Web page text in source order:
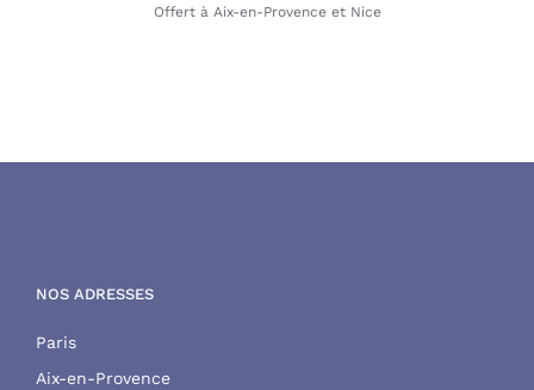
Offert à Aix-en-Provence et Nice
NOS ADRESSES
Paris
Aix-en-Provence